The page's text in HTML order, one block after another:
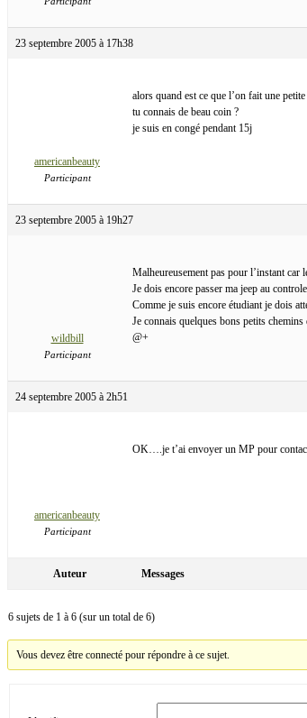
23 septembre 2005 à 17h38
americanbeauty
Participant
alors quand est ce que l’on fait une
tu connais de beau coin ?
je suis en congé pendant 15j
23 septembre 2005 à 19h27
wildbill
Participant
Malheureusement pas pour l’instant
Je dois encore passer ma jeep au
Comme je suis encore étudiant je dois
Je connais quelques bons petits
@+
24 septembre 2005 à 2h51
americanbeauty
Participant
OK….je t’ai envoyer un MP pour
Auteur Messages
6 sujets de 1 à 6 (sur un total de 6)
Vous devez être connecté pour répondre à ce sujet.